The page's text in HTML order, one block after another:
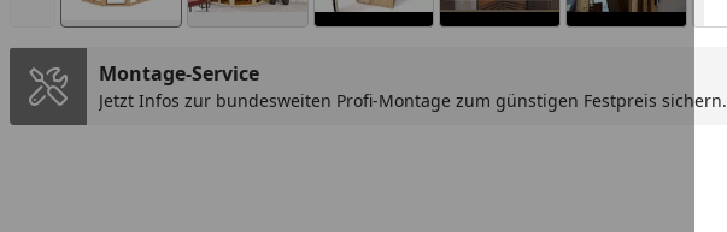
Montage-Service
Jetzt Infos zur bundesweiten Profi-Montage zum günstigen Festpreis sichern.